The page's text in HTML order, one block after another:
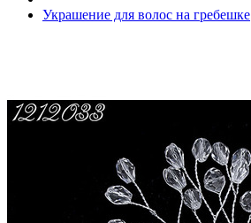
Украшение для волос на гребешке